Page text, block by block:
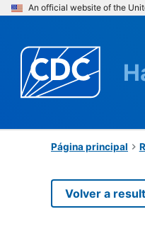
An official website of the
Página principal
Volver a